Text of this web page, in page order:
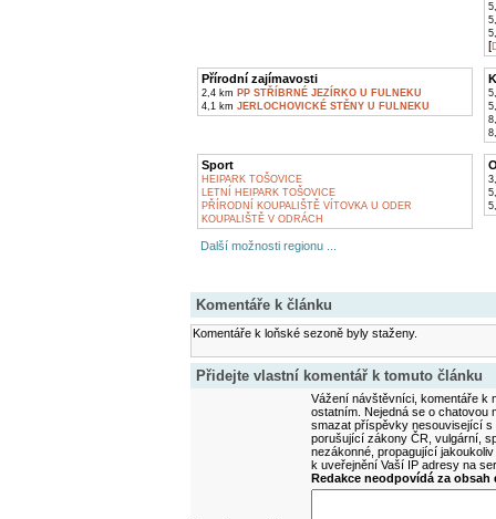
[
Přírodní zajímavosti
2,4 km PP STŘÍBRNÉ JEZÍRKO U FULNEKU
4,1 km JERLOCHOVICKÉ STĚNY U FULNEKU
Sport
HEIPARK TOŠOVICE
LETNÍ HEIPARK TOŠOVICE
PŘÍRODNÍ KOUPALIŠTĚ VÍTOVKA U ODER
KOUPALIŠTĚ V ODRÁCH
Další možnosti regionu ...
Komentáře k článku
Komentáře k loňské sezoně byly staženy.
Přidejte vlastní komentář k tomuto článku
Vážení návštěvníci, komentáře k
ostatním. Nejedná se o
smazat příspěvky nesouvisející
porušující zákony ČR, vulgární,
nezákonné, propagující
k uveřejnění Vaší IP adresy na
Redakce neodpovídá za